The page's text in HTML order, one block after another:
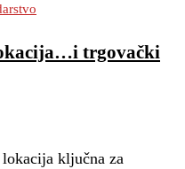
trgovački
lokacija ključna za